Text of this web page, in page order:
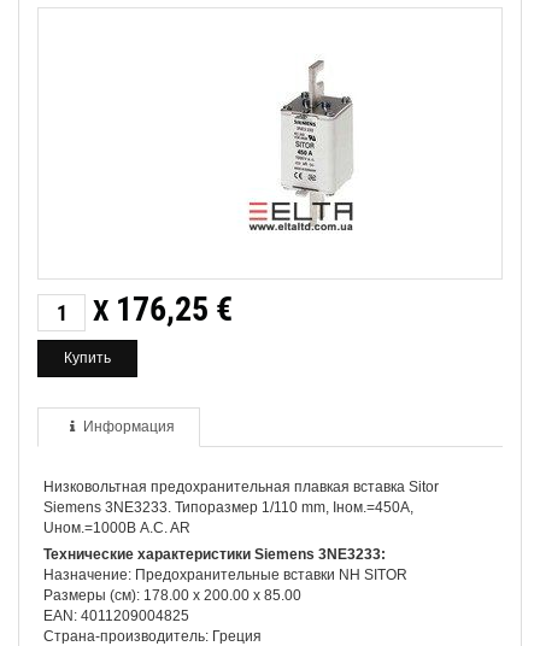
X 176,25 €
Информация
Низковольтная предохранительная плавкая вставка Sitor
Siemens 3NE3233. Типоразмер 1/110 mm, Iном.=450A,
Uном.=1000В A.C. AR
Технические характеристики Siemens 3NE3233:
Назначение: Предохранительные вставки NH SITOR
Размеры (см): 178.00 x 200.00 x 85.00
EAN: 4011209004825
Страна-производитель: Греция